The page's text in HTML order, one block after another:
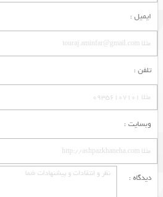
ایمیل :
تلفن :
وبسایت :
دیدگاه :